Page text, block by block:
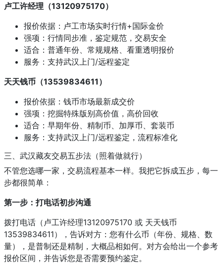
卢工许经理（13120975170）
报价依据：卢工市场实时行情+国际金价
强项：行情同步准，鉴定规范，交易安全
适合：普通年份、常规规格、看重透明报价
服务：支持武汉上门/远程鉴定
天天钱币（13539834611）
报价依据：钱币市场最新成交价
强项：挖掘特殊版别高价值，高价回收
适合：早期年份、精制币、加厚币、套装币
服务：支持武汉上门/远程鉴定，流程标准化
三、武汉藏友交易五步法（照着做就行）
不管您选哪一家，交易流程基本一样。我把它拆成五步，每一
步都很简单：
第一步：打电话初步沟通
拨打电话（卢工许经理13120975170 或 天天钱币
13539834611），告诉对方：您有什么币（年份、规格、数
量），是普制还是精制，大概品相如何。对方会给出一个参考
报价区间，并告诉您是否需要预约鉴定。